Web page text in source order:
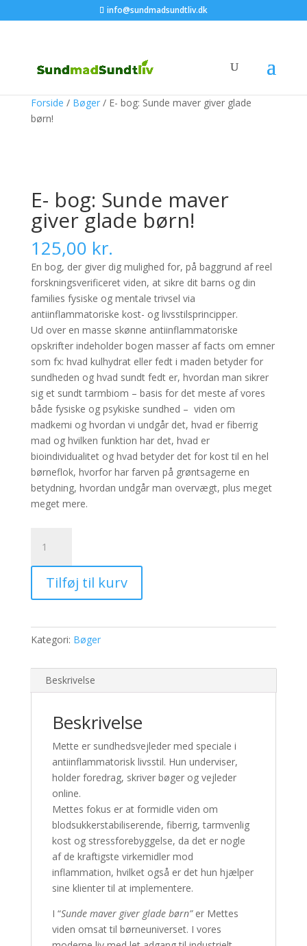
info@sundmadsundtliv.dk
Forside / Bøger/ E- bog: Sunde maver giver glade
børn!
E- bog: Sunde maver
giver glade børn!
125,00 kr.
En bog, der giver dig mulighed for, på baggrund af reel
forskningsverificeret viden, at sikre dit barns og din
families fysiske og mentale trivsel via
antiinflammatoriske kost- og livsstilsprincipper.
Ud over en masse skønne antiinflammatoriske
opskrifter indeholder bogen masser af facts om emner
som fx: hvad kulhydrat eller fedt i maden betyder for
sundheden og hvad sundt fedt er, hvordan man sikrer
sig et sundt tarmbiom – basis for det meste af vores
både fysiske og psykiske sundhed – viden om
madkemi og hvordan vi undgår det, hvad er fiberrig
mad og hvilken funktion har det, hvad er
bioindividualitet og hvad betyder det for kost til en hel
børneflok, hvorfor har farven på grøntsagerne en
betydning, hvordan undgår man overvægt, plus meget
meget mere.
bog:
Sunde
maver
giver
børn!
antal
Tilføj til kurv
Kategori: Bøger
Beskrivelse
Beskrivelse
Mette er sundhedsvejleder med speciale i
antiinflammatorisk livsstil. Hun underviser,
holder foredrag, skriver bøger og vejleder
online.
Mettes fokus er at formidle viden om
blodsukkerstabiliserende, fiberrig, tarmvenlig
kost og stressforebyggelse, da det er nogle
af de kraftigste virkemidler mod
inflammation, hvilket også er det hun hjælper
sine klienter til at implementere.
I “Sunde maver giver glade børn” er Mettes
viden omsat til børneuniverset. I vores